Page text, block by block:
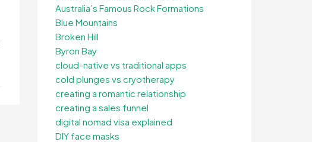
Australia’s Famous Rock Formations
Blue Mountains
Broken Hill
Byron Bay
cloud-native vs traditional apps
cold plunges vs cryotherapy
creating a romantic relationship
creating a sales funnel
digital nomad visa explained
DIY face masks